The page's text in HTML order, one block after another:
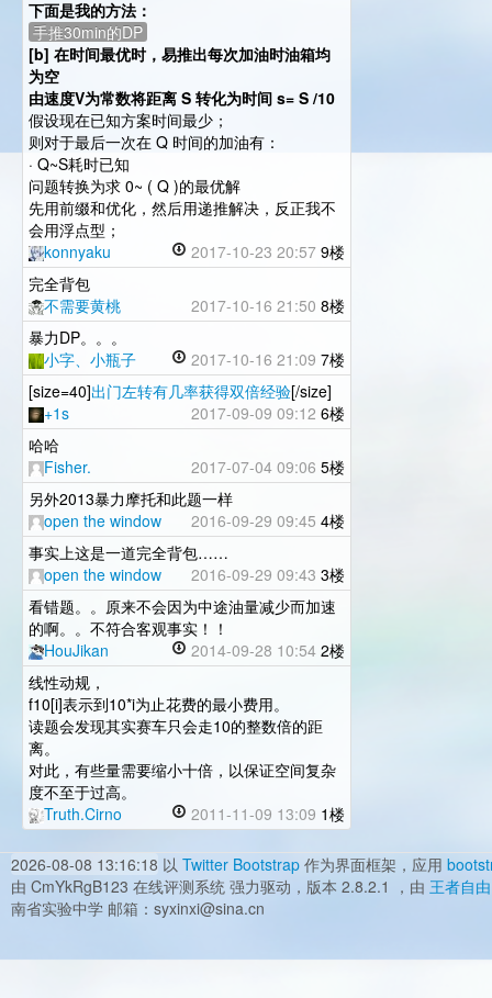
下面是我的方法：
手推30min的DP
[b] 在时间最优时，易推出每次加油时油箱均
为空
由速度V为常数将距离 S 转化为时间 s= S /10
假设现在已知方案时间最少；
则对于最后一次在 Q 时间的加油有：
· Q~S耗时已知
问题转换为求 0~ ( Q )的最优解
先用前缀和优化，然后用递推解决，反正我不
会用浮点型；
konnyaku
2017-10-23 20:57 9楼
完全背包
不需要黄桃
2017-10-16 21:50 8楼
暴力DP。。。
小字、小瓶子
2017-10-16 21:09 7楼
[size=40]出门左转有几率获得双倍经验[/size]
+1s
2017-09-09 09:12 6楼
哈哈
Fisher.
2017-07-04 09:06 5楼
另外2013暴力摩托和此题一样
open the window
2016-09-29 09:45 4楼
事实上这是一道完全背包……
open the window
2016-09-29 09:43 3楼
看错题。。原来不会因为中途油量减少而加速
的啊。。不符合客观事实！！
HouJikan
2014-09-28 10:54 2楼
线性动规，
f10[i]表示到10*i为止花费的最小费用。
读题会发现其实赛车只会走10的整数倍的距
离。
对此，有些量需要缩小十倍，以保证空间复杂
度不至于过高。
Truth.Cirno
2011-11-09 13:09 1楼
2026-08-08 13:16:18 以 Twitter Bootstrap 作为界面框架，应用
由 CmYkRgB123 在线评测系统 强力驱动，版本 2.8.2.1 ，由 王者自由
南省实验中学 邮箱：syxinxi@sina.cn